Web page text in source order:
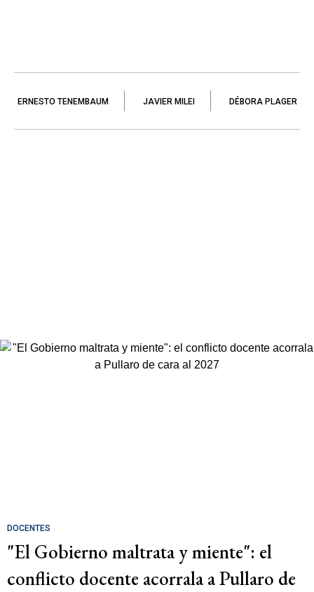
ERNESTO TENEMBAUM JAVIER MILEI DÉBORA PLAGER
DOCENTES
"El Gobierno maltrata y miente": el
conflicto docente acorrala a Pullaro de